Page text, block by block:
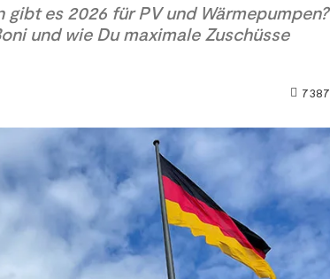
es 2026 für PV und Wärmepumpen?
und wie Du maximale Zuschüsse
7387